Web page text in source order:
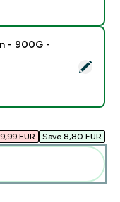
Whey Protein - 900G
- 900G -
EUR‎ Save 8,80 EUR‎